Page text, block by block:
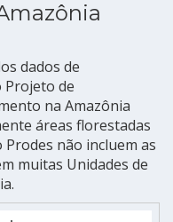
dados de
Projeto de
na Amazônia
áreas florestadas
Prodes não incluem as
muitas Unidades de